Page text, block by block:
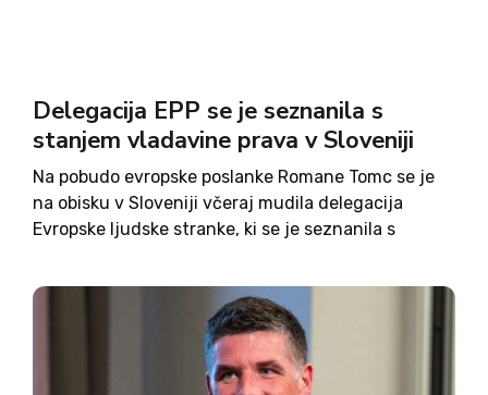
Delegacija EPP se je seznanila s
stanjem vladavine prava v Sloveniji
Na pobudo evropske poslanke Romane Tomc se je
na obisku v Sloveniji včeraj mudila delegacija
Evropske ljudske stranke, ki se je seznanila s
sogovornike in dobili veliko odgovorov na
vprašanja o stanju demokracije, svobode...